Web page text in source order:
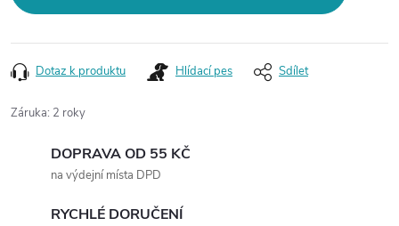
Dotaz k produktu Hlídací pes Sdílet
Záruka: 2 roky
DOPRAVA OD 55 KČ
na výdejní místa DPD
RYCHLÉ DORUČENÍ